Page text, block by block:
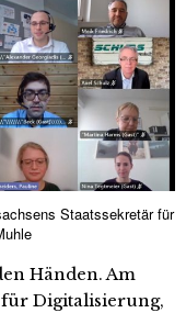
Staatssekretär für
Händen. Am
für Digitalisierung,